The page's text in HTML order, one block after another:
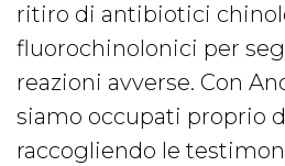
ritiro di antibiotici
fluorochinolonici per
reazioni avverse. Con
siamo occupati proprio
raccogliendo le